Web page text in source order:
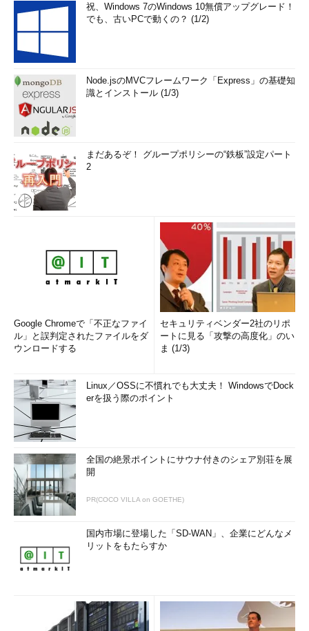
祝、Windows 7のWindows 10無償アップグレード！
でも、古いPCで動くの？ (1/2)
Node.jsのMVCフレームワーク「Express」の基礎知
識とインストール (1/3)
まだあるぞ！ グループポリシーの“鉄板”設定パート
2
Google Chromeで「不正なファイ
ル」と誤判定されたファイルをダ
ウンロードする
セキュリティベンダー2社のリポ
ートに見る「攻撃の高度化」のい
ま (1/3)
Linux／OSSに不慣れでも大丈夫！ WindowsでDock
erを扱う際のポイント
全国の絶景ポイントにサウナ付きのシェア別荘を展
開
PR(COCO VILLA on GOETHE)
国内市場に登場した「SD-WAN」、企業にどんなメ
リットをもたらすか